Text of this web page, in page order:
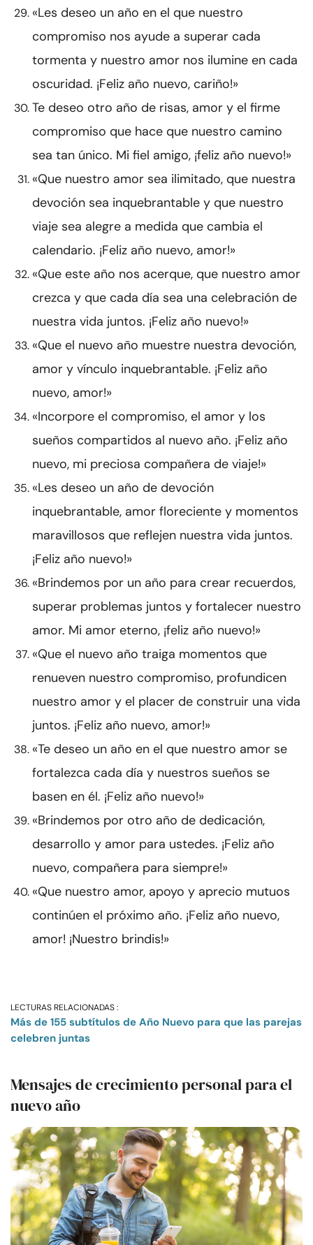
«Les deseo un año en el que nuestro
compromiso nos ayude a superar cada
tormenta y nuestro amor nos ilumine en cada
oscuridad. ¡Feliz año nuevo, cariño!»
Te deseo otro año de risas, amor y el firme
compromiso que hace que nuestro camino
sea tan único. Mi fiel amigo, ¡feliz año nuevo!»
«Que nuestro amor sea ilimitado, que nuestra
devoción sea inquebrantable y que nuestro
viaje sea alegre a medida que cambia el
calendario. ¡Feliz año nuevo, amor!»
«Que este año nos acerque, que nuestro amor
crezca y que cada día sea una celebración de
nuestra vida juntos. ¡Feliz año nuevo!»
«Que el nuevo año muestre nuestra devoción,
amor y vínculo inquebrantable. ¡Feliz año
nuevo, amor!»
«Incorpore el compromiso, el amor y los
sueños compartidos al nuevo año. ¡Feliz año
nuevo, mi preciosa compañera de viaje!»
«Les deseo un año de devoción
inquebrantable, amor floreciente y momentos
maravillosos que reflejen nuestra vida juntos.
¡Feliz año nuevo!»
«Brindemos por un año para crear recuerdos,
superar problemas juntos y fortalecer nuestro
amor. Mi amor eterno, ¡feliz año nuevo!»
«Que el nuevo año traiga momentos que
renueven nuestro compromiso, profundicen
nuestro amor y el placer de construir una vida
juntos. ¡Feliz año nuevo, amor!»
«Te deseo un año en el que nuestro amor se
fortalezca cada día y nuestros sueños se
basen en él. ¡Feliz año nuevo!»
«Brindemos por otro año de dedicación,
desarrollo y amor para ustedes. ¡Feliz año
nuevo, compañera para siempre!»
«Que nuestro amor, apoyo y aprecio mutuos
continúen el próximo año. ¡Feliz año nuevo,
amor! ¡Nuestro brindis!»
LECTURAS RELACIONADAS :
Más de 155 subtítulos de Año Nuevo para que las parejas
celebren juntas
Mensajes de crecimiento personal para el
nuevo año